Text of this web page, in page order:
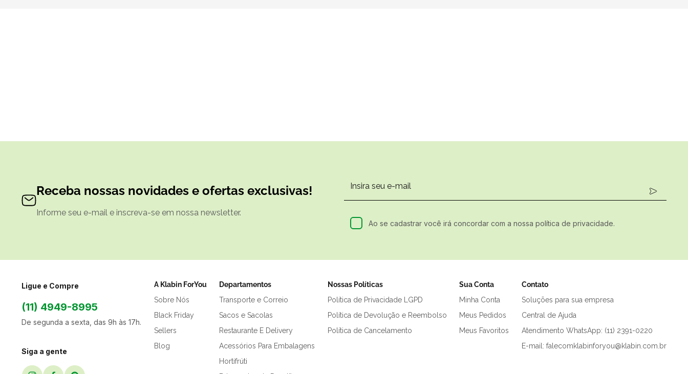
Receba nossas novidades e ofertas exclusivas!
Informe seu e-mail e inscreva-se em nossa newsletter.
Ao se cadastrar você irá concordar com a nossa política de privacidade.
Ligue e Compre
(11) 4949-8995
De segunda a sexta, das 9h às 17h.
Siga a gente
A Klabin ForYou
Sobre Nós
Black Friday
Sellers
Blog
Departamentos
Transporte e Correio
Sacos e Sacolas
Restaurante E Delivery
Acessórios Para Embalagens
Hortifrúti
Nossas Políticas
Política de Privacidade LGPD
Política de Devolução e Reembolso
Política de Cancelamento
Sua Conta
Minha Conta
Meus Pedidos
Meus Favoritos
Contato
Soluções para sua empresa
Central de Ajuda
Atendimento WhatsApp: (11) 2391-0220
E-mail: falecomklabinforyou@klabin.com.br